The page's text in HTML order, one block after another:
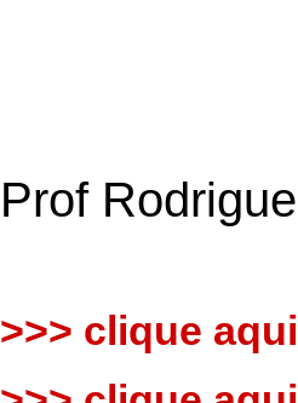
Prof
>>> clique